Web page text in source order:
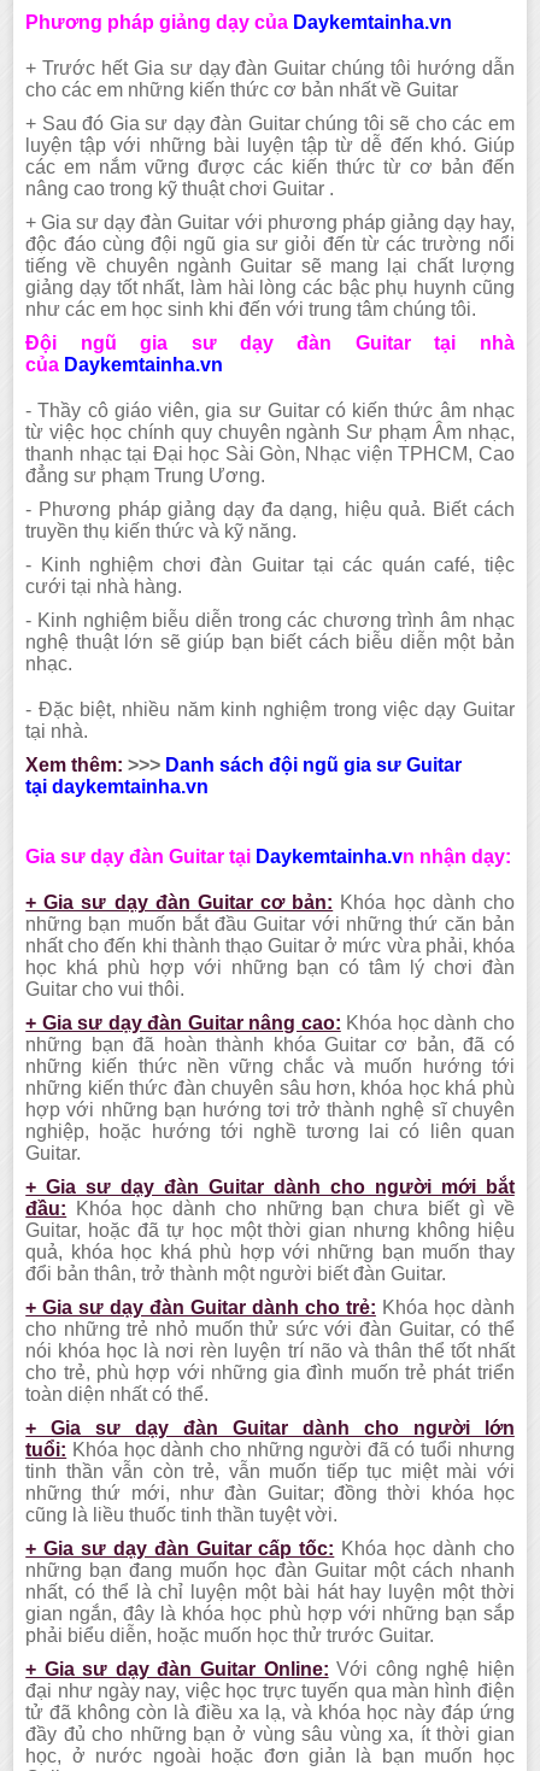
Phương pháp giảng dạy của Daykemtainha.vn
+ Trước hết Gia sư dạy đàn Guitar chúng tôi hướng dẫn
cho các em những kiến thức cơ bản nhất về Guitar
+ Sau đó Gia sư dạy đàn Guitar chúng tôi sẽ cho các em
luyện tập với những bài luyện tập từ dễ đến khó. Giúp
các em nắm vững được các kiến thức từ cơ bản đến
nâng cao trong kỹ thuật chơi Guitar .
+ Gia sư dạy đàn Guitar với phương pháp giảng dạy hay,
độc đáo cùng đội ngũ gia sư giỏi đến từ các trường nổi
tiếng về chuyên ngành Guitar sẽ mang lại chất lượng
giảng dạy tốt nhất, làm hài lòng các bậc phụ huynh cũng
như các em học sinh khi đến với trung tâm chúng tôi.
Đội ngũ gia sư dạy đàn Guitar tại nhà
của Daykemtainha.vn
- Thầy cô giáo viên, gia sư Guitar có kiến thức âm nhạc
từ việc học chính quy chuyên ngành Sư phạm Âm nhạc,
thanh nhạc tại Đại học Sài Gòn, Nhạc viện TPHCM, Cao
đẳng sư phạm Trung Ương.
- Phương pháp giảng dạy đa dạng, hiệu quả. Biết cách
truyền thụ kiến thức và kỹ năng.
- Kinh nghiệm chơi đàn Guitar tại các quán café, tiệc
cưới tại nhà hàng.
- Kinh nghiệm biễu diễn trong các chương trình âm nhạc
nghệ thuật lớn sẽ giúp bạn biết cách biễu diễn một bản
nhạc.
- Đặc biệt, nhiều năm kinh nghiệm trong việc dạy Guitar
tại nhà.
Xem thêm: >>> Danh sách đội ngũ gia sư Guitar
tạidaykemtainha.vn
Gia sư dạy đàn Guitar tại Daykemtainha.vn nhận dạy:
+ Gia sư dạy đàn Guitar cơ bản: Khóa học dành cho
những bạn muốn bắt đầu Guitar với những thứ căn bản
nhất cho đến khi thành thạo Guitar ở mức vừa phải, khóa
học khá phù hợp với những bạn có tâm lý chơi đàn
Guitar cho vui thôi.
+ Gia sư dạy đàn Guitar nâng cao: Khóa học dành cho
những bạn đã hoàn thành khóa Guitar cơ bản, đã có
những kiến thức nền vững chắc và muốn hướng tới
những kiến thức đàn chuyên sâu hơn, khóa học khá phù
hợp với những bạn hướng tơi trở thành nghệ sĩ chuyên
nghiệp, hoặc hướng tới nghề tương lai có liên quan
Guitar.
+ Gia sư dạy đàn Guitar dành cho người mới bắt
đầu: Khóa học dành cho những bạn chưa biết gì về
Guitar, hoặc đã tự học một thời gian nhưng không hiệu
quả, khóa học khá phù hợp với những bạn muốn thay
đổi bản thân, trở thành một người biết đàn Guitar.
+ Gia sư dạy đàn Guitar dành cho trẻ: Khóa học dành
cho những trẻ nhỏ muốn thử sức với đàn Guitar, có thể
nói khóa học là nơi rèn luyện trí não và thân thể tốt nhất
cho trẻ, phù hợp với những gia đình muốn trẻ phát triển
toàn diện nhất có thể.
+ Gia sư dạy đàn Guitar dành cho người lớn
tuổi: Khóa học dành cho những người đã có tuổi nhưng
tinh thần vẫn còn trẻ, vẫn muốn tiếp tục miệt mài với
những thứ mới, như đàn Guitar; đồng thời khóa học
cũng là liều thuốc tinh thần tuyệt vời.
+ Gia sư dạy đàn Guitar cấp tốc: Khóa học dành cho
những bạn đang muốn học đàn Guitar một cách nhanh
nhất, có thể là chỉ luyện một bài hát hay luyện một thời
gian ngắn, đây là khóa học phù hợp với những bạn sắp
phải biểu diễn, hoặc muốn học thử trước Guitar.
+ Gia sư dạy đàn Guitar Online: Với công nghệ hiện
đại như ngày nay, việc học trực tuyến qua màn hình điện
tử đã không còn là điều xa lạ, và khóa học này đáp ứng
đầy đủ cho những bạn ở vùng sâu vùng xa, ít thời gian
học, ở nước ngoài hoặc đơn giản là bạn muốn học